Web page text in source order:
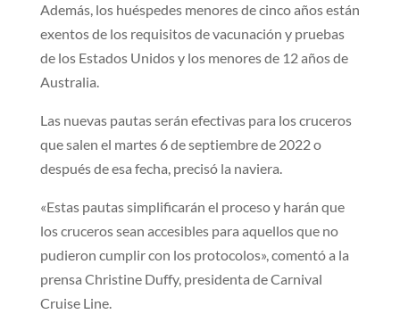
Además, los huéspedes menores de cinco años están
exentos de los requisitos de vacunación y pruebas
de los Estados Unidos y los menores de 12 años de
Australia.
Las nuevas pautas serán efectivas para los cruceros
que salen el martes 6 de septiembre de 2022 o
después de esa fecha, precisó la naviera.
«Estas pautas simplificarán el proceso y harán que
los cruceros sean accesibles para aquellos que no
pudieron cumplir con los protocolos», comentó a la
prensa Christine Duffy, presidenta de Carnival
Cruise Line.